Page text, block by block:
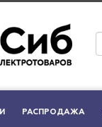
РАСПРОДАЖА